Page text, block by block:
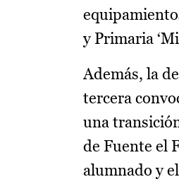
y Primaria
Además, la
tercera
una
de Fuente el
alumnado y